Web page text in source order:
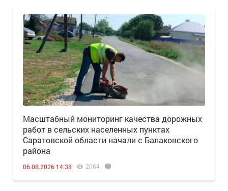
Масштабный мониторинг качества дорожных
работ в сельских населенных пунктах
Саратовской области начали с Балаковского
района
06.08.2026 14:38 2064